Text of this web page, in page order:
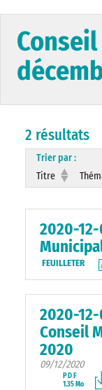
2 résultats
Trier par :
Titre
2020-
FEUILLETER
2020-
Conseil
2020
09/12/2020
PDF
1.35 Mo